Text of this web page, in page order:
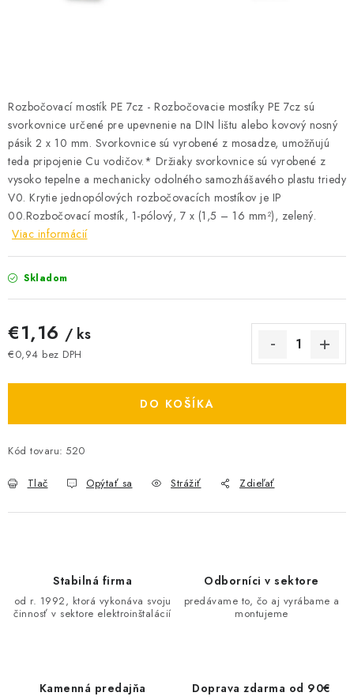
OBCHOD
REFERENCIE
B2B SEKCIA
SVIETIDLÁ A SVETELNÉ ZDROJE
ÚLOŽNÝ MATERIÁL
ZÁSUVKY A VYPÍNAČE
Obchodné podmienky
Ochrana osobných údajov
Rozbočovací mostík PE 7cz - Rozbočovacie mostíky PE 7cz sú
svorkovnice určené pre upevnenie na DIN lištu alebo kovový nosný
pásik 2 x 10 mm. Svorkovnice sú vyrobené z mosadze, umožňujú
teda pripojenie Cu vodičov.* Držiaky svorkovnice sú vyrobené z
vysoko tepelne a mechanicky odolného samozhášavého plastu triedy
V0. Krytie jednopólových rozbočovacích mostíkov je IP
00.Rozbočovací mostík, 1-pólový, 7 x (1,5 – 16 mm²), zelený.
Viac informácií
Skladom
€1,16 / ks
€0,94 bez DPH
DO KOŠÍKA
Kód tovaru: 520
Tlač Opýtať sa Strážiť Zdieľať
Stabilná firma
od r. 1992, ktorá vykonáva svoju
činnosť v sektore elektroinštalácií
Odborníci v sektore
predávame to, čo aj vyrábame a
montujeme
Kamenná predajňa Doprava zdarma od 90€